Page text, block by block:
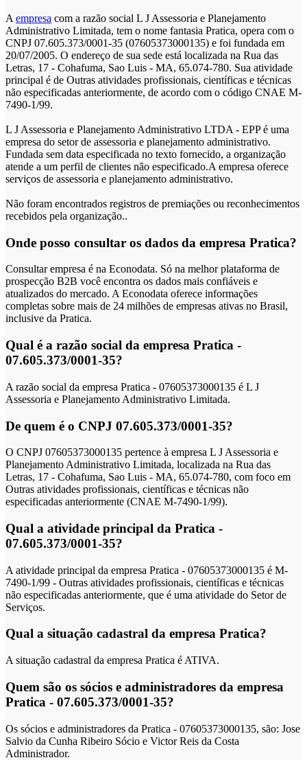
A empresa com a razão social L J Assessoria e Planejamento
Administrativo Limitada, tem o nome fantasia Pratica, opera com o
CNPJ 07.605.373/0001-35 (07605373000135) e foi fundada em
20/07/2005. O endereço de sua sede está localizada na Rua das
Letras, 17 - Cohafuma, Sao Luis - MA, 65.074-780. Sua atividade
principal é de Outras atividades profissionais, científicas e técnicas
não especificadas anteriormente, de acordo com o código CNAE M-
7490-1/99.
L J Assessoria e Planejamento Administrativo LTDA - EPP é uma
empresa do setor de assessoria e planejamento administrativo.
Fundada sem data especificada no texto fornecido, a organização
atende a um perfil de clientes não especificado.A empresa oferece
serviços de assessoria e planejamento administrativo.
Não foram encontrados registros de premiações ou reconhecimentos
recebidos pela organização..
Onde posso consultar os dados da empresa Pratica?
Consultar empresa é na Econodata. Só na melhor plataforma de
prospecção B2B você encontra os dados mais confiáveis e
atualizados do mercado. A Econodata oferece informações
completas sobre mais de 24 milhões de empresas ativas no Brasil,
inclusive da Pratica.
Qual é a razão social da empresa Pratica -
07.605.373/0001-35?
A razão social da empresa Pratica - 07605373000135 é L J
Assessoria e Planejamento Administrativo Limitada.
De quem é o CNPJ 07.605.373/0001-35?
O CNPJ 07605373000135 pertence à empresa L J Assessoria e
Planejamento Administrativo Limitada, localizada na Rua das
Letras, 17 - Cohafuma, Sao Luis - MA, 65.074-780, com foco em
Outras atividades profissionais, científicas e técnicas não
especificadas anteriormente (CNAE M-7490-1/99).
Qual a atividade principal da Pratica -
07.605.373/0001-35?
A atividade principal da empresa Pratica - 07605373000135 é M-
7490-1/99 - Outras atividades profissionais, científicas e técnicas
não especificadas anteriormente, que é uma atividade do Setor de
Serviços.
Qual a situação cadastral da empresa Pratica?
A situação cadastral da empresa Pratica é ATIVA.
Quem são os sócios e administradores da empresa
Pratica - 07.605.373/0001-35?
Os sócios e administradores da Pratica - 07605373000135, são: Jose
Salvio da Cunha Ribeiro Sócio e Victor Reis da Costa
Administrador.